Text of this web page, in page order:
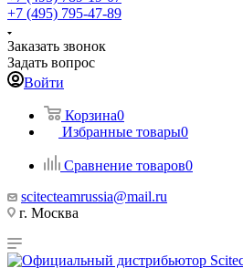
+7 (495) 795-47-89
Заказать звонок
Задать вопрос
Войти
Корзина0
Избранные товары0
Сравнение товаров0
scitecteamrussia@mail.ru
г. Москва